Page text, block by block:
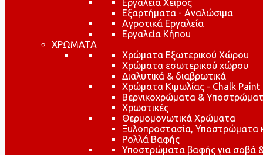
Εργαλεία Χειρός
Εξαρτήματα - Αναλώσιμα
Αγροτικά Εργαλεία
Εργαλεία Κήπου
ΧΡΩΜΑΤΑ
Χρώματα Εξωτερικού Χώρου
Χρώματα εσωτερικού χώρου
Διαλυτικά & διαβρωτικά
Χρώματα Κιμωλίας - Chalk Paint
Βερνικοχρώματα &
Χρωστικές
Θερμομονωτικά Χρώματα
Ξυλοπροστασία, Υποστρώματα
Ρολλά Βαφής
Υποστρώματα βαφής για σοβά